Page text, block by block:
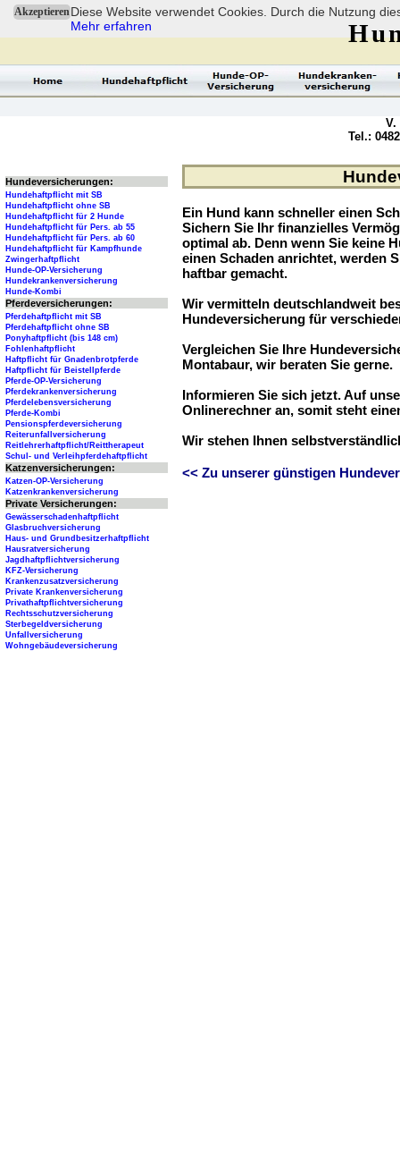
AkzeptierenDiese Website verwendet Cookies. Durch die Nutzung
Mehr erfahren
Ein Hund kann schneller einen
Sichern Sie Ihr finanzielles
optimal ab. Denn wenn Sie keine
einen Schaden anrichtet, werden
haftbar gemacht.
Wir vermitteln deutschlandweit
Hundeversicherung für
Vergleichen Sie Ihre
Montabaur, wir beraten Sie gerne.
Informieren Sie sich jetzt. Auf
Onlinerechner an, somit steht
Wir stehen Ihnen
<< Zu unserer günstigen
V.
Tel.:
Hundeversicherungen:
Hundehaftpflicht mit SB
Hundehaftpflicht ohne SB
Hundehaftpflicht für 2 Hunde
Hundehaftpflicht für Pers. ab 55
Hundehaftpflicht für Pers. ab 60
Hundehaftpflicht für Kampfhunde
Zwingerhaftpflicht
Hunde-OP-Versicherung
Hundekrankenversicherung
Hunde-Kombi
Pferdeversicherungen:
Pferdehaftpflicht mit SB
Pferdehaftpflicht ohne SB
Ponyhaftpflicht (bis 148 cm)
Fohlenhaftpflicht
Haftpflicht für Gnadenbrotpferde
Haftpflicht für Beistellpferde
Pferde-OP-Versicherung
Pferdekrankenversicherung
Pferdelebensversicherung
Pferde-Kombi
Pensionspferdeversicherung
Reiterunfallversicherung
Reitlehrerhaftpflicht/Reittherapeut
Schul- und Verleihpferdehaftpflicht
Katzenversicherungen:
Katzen-OP-Versicherung
Katzenkrankenversicherung
Private Versicherungen:
Gewässerschadenhaftpflicht
Glasbruchversicherung
Haus- und Grundbesitzerhaftpflicht
Hausratversicherung
Jagdhaftpflichtversicherung
KFZ-Versicherung
Krankenzusatzversicherung
Private Krankenversicherung
Privathaftpflichtversicherung
Rechtsschutzversicherung
Sterbegeldversicherung
Unfallversicherung
Wohngebäudeversicherung